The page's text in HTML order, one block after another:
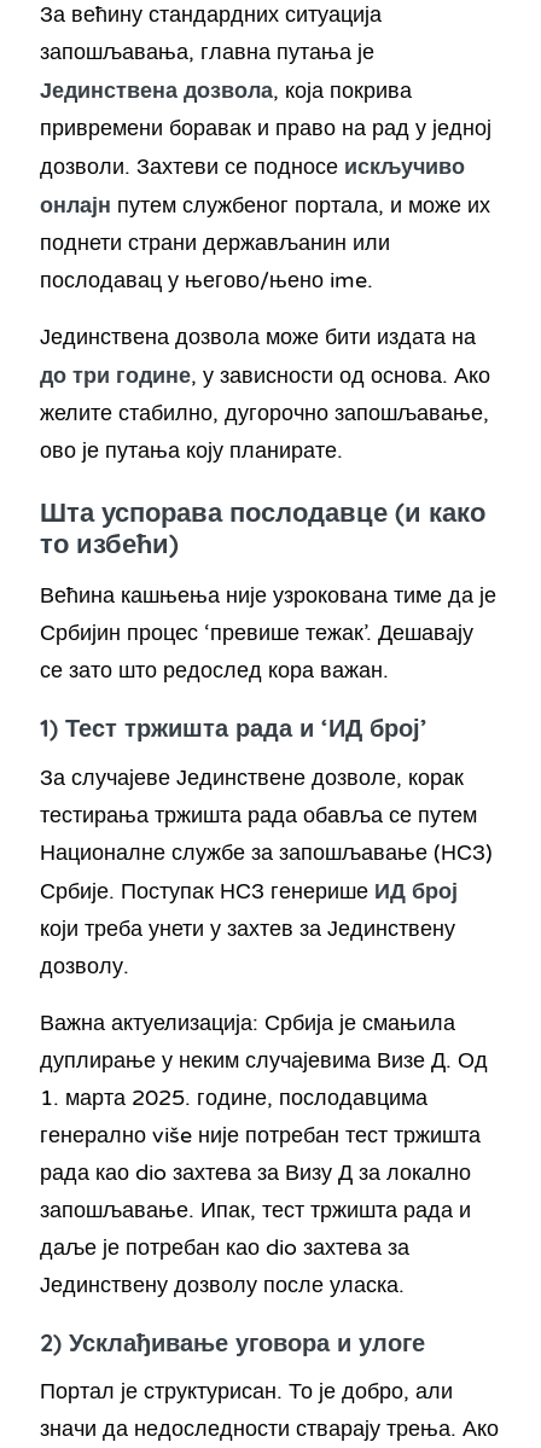
За већину стандардних ситуација
запошљавања, главна путања је
Јединствена дозвола, која покрива
привремени боравак и право на рад у једној
дозволи. Захтеви се подносе искључиво
онлајн путем службеног портала, и може их
поднети страни держављанин или
послодавац у његово/њено ime.
Јединствена дозвола може бити издата на
до три године, у зависности од основа. Ако
желите стабилно, дугорочно запошљавање,
ово је путања коју планирате.
Шта успорава послодавце (и како
то избећи)
Већина кашњења није узрокована тиме да је
Србијин процес ‘превише тежак’. Дешавају
се зато што редослед кора важан.
1) Тест тржишта рада и ‘ИД број’
За случајеве Јединствене дозволе, корак
тестирања тржишта рада обавља се путем
Националне службе за запошљавање (НСЗ)
Србије. Поступак НСЗ генерише ИД број
који треба унети у захтев за Јединствену
дозволу.
Важна актуелизација: Србија је смањила
дуплирање у неким случајевима Визе Д. Од
1. марта 2025. године, послодавцима
генерално više није потребан тест тржишта
рада као dio захтева за Визу Д за локално
запошљавање. Ипак, тест тржишта рада и
даље је потребан као dio захтева за
Јединствену дозволу после уласка.
2) Усклађивање уговора и улоге
Портал је структурисан. То је добро, али
значи да недоследности стварају трења. Ако